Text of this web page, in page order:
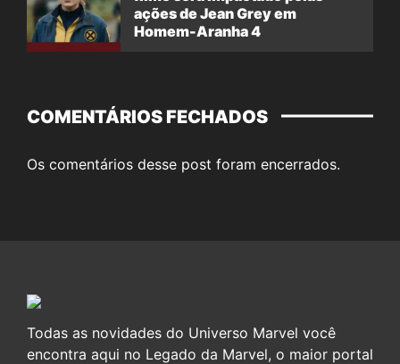
ações de Jean Grey em
Homem-Aranha 4
COMENTÁRIOS FECHADOS
Os comentários desse post foram encerrados.
Todas as novidades do Universo Marvel você
encontra aqui no Legado da Marvel, o maior portal